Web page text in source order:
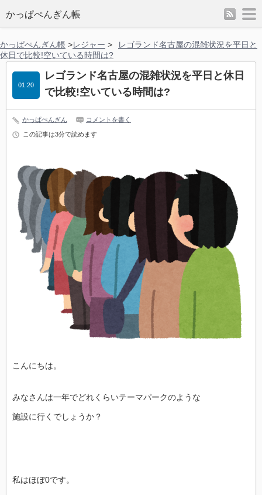
かっぱぺんぎん帳 rss
かっぱぺんぎん帳 >レジャー >
レゴランド名古屋の混雑状況を平日と
休日で比較!空いている時間は?
レゴランド名古屋の混雑状況を平日と休日
で比較!空いている時間は?
01.20
かっぱぺんぎん コメントを書く
この記事は3分で読めます
こんにちは。
みなさんは一年でどれくらいテーマパークのような
施設に行くでしょうか？
私はほぼ0です。